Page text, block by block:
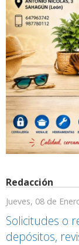
Redacción
Jueves, 08 de
Solicitudes o
depósitos,